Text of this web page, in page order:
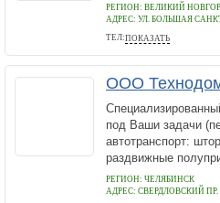
РЕГИОН: ВЕЛИКИЙ
АДРЕС: УЛ. БОЛЬШАЯ
ТЕЛ:ПОКАЗАТЬ
79116211725
ООО
под Ваши задачи
автотранспорт:
раздвижные
РЕГИОН: ЧЕЛЯБИНСК
АДРЕС: СВЕРДЛОВСКИЙ ПР.